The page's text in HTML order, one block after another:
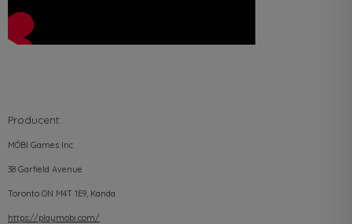
Producent:
MÖBI Games Inc
38 Garfield Avenue
Toronto ON M4T 1E9, Kanda
https://playmobi.com/